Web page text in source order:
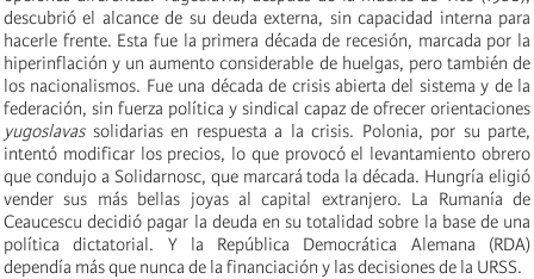
descubrió el alcance de su deuda externa, sin capacidad interna para
hacerle frente. Esta fue la primera década de recesión, marcada por la
hiperinflación y un aumento considerable de huelgas, pero también de
los nacionalismos. Fue una década de crisis abierta del sistema y de la
federación, sin fuerza política y sindical capaz de ofrecer orientaciones
yugoslavassolidarias en respuesta a la crisis. Polonia, por su parte,
intentó modificar los precios, lo que provocó el levantamiento obrero
que condujo a Solidarnosc, que marcará toda la década. Hungría eligió
vender sus más bellas joyas al capital extranjero. La Rumanía de
Ceaucescu decidió pagar la deuda en su totalidad sobre la base de una
política dictatorial. Y la República Democrática Alemana (RDA)
dependía más que nunca de la financiación y las decisiones de la URSS.